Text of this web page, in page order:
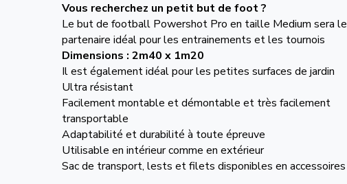
Vous recherchez un petit but de foot ?
Le but de football Powershot Pro en taille Medium sera le
partenaire idéal pour les entrainements et les tournois
Dimensions : 2m40 x 1m20
Il est également idéal pour les petites surfaces de jardin
Ultra résistant
Facilement montable et démontable et très facilement
transportable
Adaptabilité et durabilité à toute épreuve
Utilisable en intérieur comme en extérieur
Sac de transport, lests et filets disponibles en accessoires